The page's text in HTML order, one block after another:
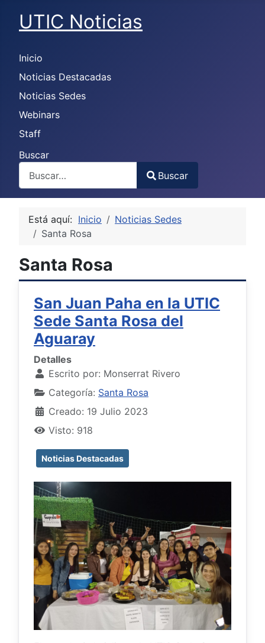
UTIC Noticias
Inicio
Noticias Destacadas
Noticias Sedes
Webinars
Staff
Buscar
Type 2 or more characters for results.
Buscar
Está aquí: Inicio
Noticias Sedes
Santa Rosa
Santa Rosa
San Juan Paha en la UTIC
Sede Santa Rosa del
Aguaray
Detalles
Escrito por: Monserrat Rivero
Categoría: Santa Rosa
Creado: 19 Julio 2023
Visto: 918
Noticias Destacadas